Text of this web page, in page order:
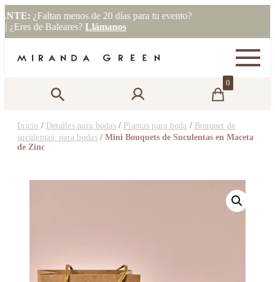
menos de 20 días para tu evento?
Baleares?Llámanos
0
Inicio / Detalles para bodas / Plantas para boda / Bouquet de
suculentas para bodas/ Mini Bouquets de Suculentas en Maceta
de Zinc